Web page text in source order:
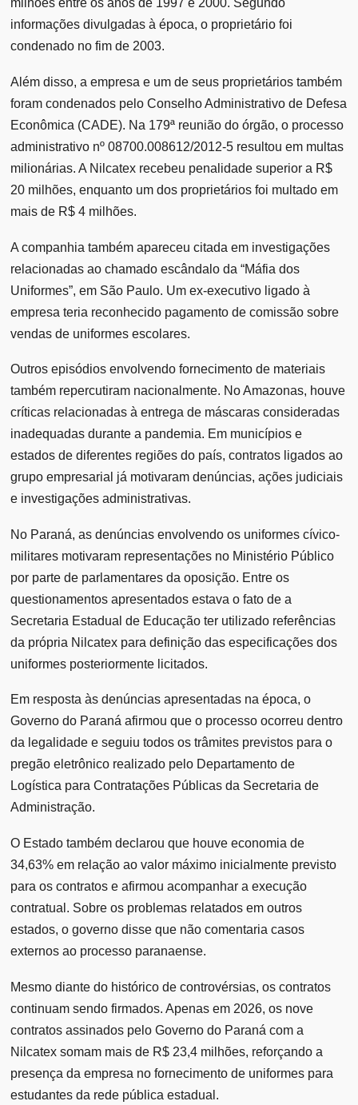
milhões entre os anos de 1997 e 2000. Segundo
informações divulgadas à época, o proprietário foi
condenado no fim de 2003.
Além disso, a empresa e um de seus proprietários também
foram condenados pelo Conselho Administrativo de Defesa
Econômica (CADE). Na 179ª reunião do órgão, o processo
administrativo nº 08700.008612/2012-5 resultou em multas
milionárias. A Nilcatex recebeu penalidade superior a R$
20 milhões, enquanto um dos proprietários foi multado em
mais de R$ 4 milhões.
A companhia também apareceu citada em investigações
relacionadas ao chamado escândalo da “Máfia dos
Uniformes”, em São Paulo. Um ex-executivo ligado à
empresa teria reconhecido pagamento de comissão sobre
vendas de uniformes escolares.
Outros episódios envolvendo fornecimento de materiais
também repercutiram nacionalmente. No Amazonas, houve
críticas relacionadas à entrega de máscaras consideradas
inadequadas durante a pandemia. Em municípios e
estados de diferentes regiões do país, contratos ligados ao
grupo empresarial já motivaram denúncias, ações judiciais
e investigações administrativas.
No Paraná, as denúncias envolvendo os uniformes cívico-
militares motivaram representações no Ministério Público
por parte de parlamentares da oposição. Entre os
questionamentos apresentados estava o fato de a
Secretaria Estadual de Educação ter utilizado referências
da própria Nilcatex para definição das especificações dos
uniformes posteriormente licitados.
Em resposta às denúncias apresentadas na época, o
Governo do Paraná afirmou que o processo ocorreu dentro
da legalidade e seguiu todos os trâmites previstos para o
pregão eletrônico realizado pelo Departamento de
Logística para Contratações Públicas da Secretaria de
Administração.
O Estado também declarou que houve economia de
34,63% em relação ao valor máximo inicialmente previsto
para os contratos e afirmou acompanhar a execução
contratual. Sobre os problemas relatados em outros
estados, o governo disse que não comentaria casos
externos ao processo paranaense.
Mesmo diante do histórico de controvérsias, os contratos
continuam sendo firmados. Apenas em 2026, os nove
contratos assinados pelo Governo do Paraná com a
Nilcatex somam mais de R$ 23,4 milhões, reforçando a
presença da empresa no fornecimento de uniformes para
estudantes da rede pública estadual.